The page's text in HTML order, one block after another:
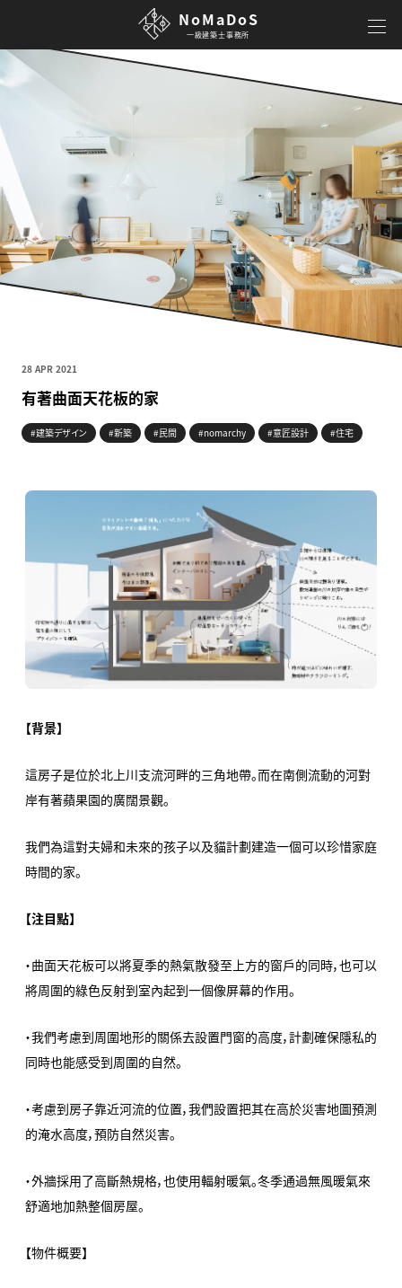
NoMaDoS
一級建築士事務所
28 APR 2021
有著曲面天花板的家
#建築デザイン #新築 #民間 #nomarchy #意匠設計 #住宅
【背景】
這房子是位於北上川支流河畔的三角地帶。而在南側流動的河對
岸有著蘋果園的廣闊景觀。
我們為這對夫婦和未來的孩子以及貓計劃建造一個可以珍惜家庭
時間的家。
【注目點】
・曲面天花板可以將夏季的熱氣散發至上方的窗戶的同時，也可以
將周圍的綠色反射到室內起到一個像屏幕的作用。
・我們考慮到周圍地形的關係去設置門窗的高度，計劃確保隱私的
同時也能感受到周圍的自然。
・考慮到房子靠近河流的位置，我們設置把其在高於災害地圖預測
的淹水高度，預防自然災害。
・外牆採用了高斷熱規格，也使用輻射暖氣。冬季通過無風暖氣來
舒適地加熱整個房屋。
【物件概要】